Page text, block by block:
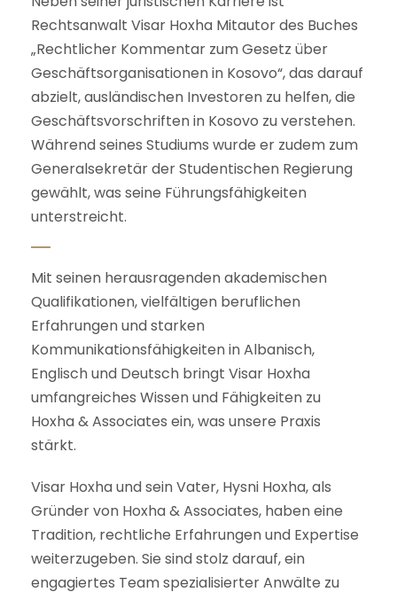
Rechtsanwalt Visar Hoxha Mitautor des Buches
„Rechtlicher Kommentar zum Gesetz über
Geschäftsorganisationen in Kosovo“, das darauf
abzielt, ausländischen Investoren zu helfen, die
Geschäftsvorschriften in Kosovo zu verstehen.
Während seines Studiums wurde er zudem zum
Generalsekretär der Studentischen Regierung
gewählt, was seine Führungsfähigkeiten
unterstreicht.
Mit seinen herausragenden akademischen
Qualifikationen, vielfältigen beruflichen
Erfahrungen und starken
Kommunikationsfähigkeiten in Albanisch,
Englisch und Deutsch bringt Visar Hoxha
umfangreiches Wissen und Fähigkeiten zu
Hoxha & Associates ein, was unsere Praxis
stärkt.
Visar Hoxha und sein Vater, Hysni Hoxha, als
Gründer von Hoxha & Associates, haben eine
Tradition, rechtliche Erfahrungen und Expertise
weiterzugeben. Sie sind stolz darauf, ein
engagiertes Team spezialisierter Anwälte zu